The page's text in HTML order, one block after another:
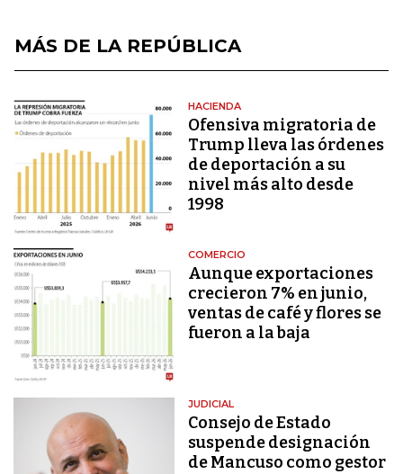
MÁS DE LA REPÚBLICA
HACIENDA
Ofensiva migratoria de
Trump lleva las órdenes
de deportación a su
nivel más alto desde
1998
COMERCIO
Aunque exportaciones
crecieron 7% en junio,
ventas de café y flores se
fueron a la baja
JUDICIAL
Consejo de Estado
suspende designación
de Mancuso como gestor